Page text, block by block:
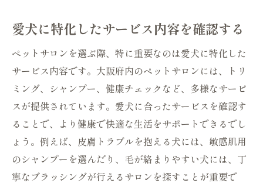
愛犬に特化したサービス内容を確認する
ペットサロンを選ぶ際、特に重要なのは愛犬に特化した
サービス内容です。大阪府内のペットサロンには、トリ
ミング、シャンプー、健康チェックなど、多様なサービ
スが提供されています。愛犬に合ったサービスを確認す
ることで、より健康で快適な生活をサポートできるでし
ょう。例えば、皮膚トラブルを抱える犬には、敏感肌用
のシャンプーを選んだり、毛が絡まりやすい犬には、丁
寧なブラッシングが行えるサロンを探すことが重要で